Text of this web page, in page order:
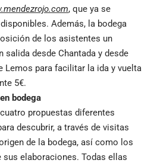
, que ya se
Además, la bodega
de los asistentes un
salida desde Chantada y desde
Lemos para facilitar la ida y vuelta
5€.
bodega
propuestas diferentes
descubrir, a través de visitas
de la bodega, así como los
sus elaboraciones. Todas ellas